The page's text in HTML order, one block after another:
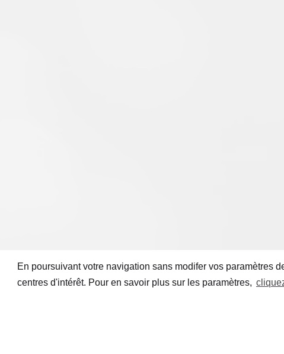
En poursuivant votre navigation sans modifer vos paramètres
centres d'intérêt. Pour en savoir plus sur les paramètres,